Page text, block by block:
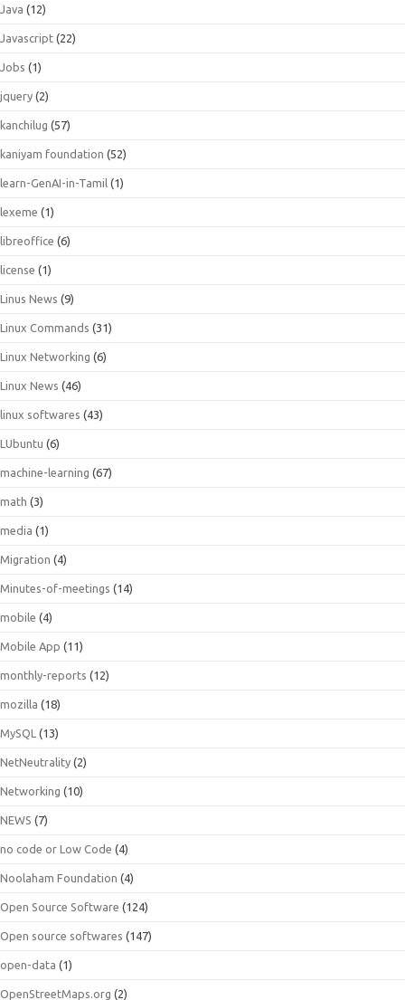
Java (12)
Javascript (22)
Jobs (1)
jquery (2)
kanchilug (57)
kaniyam foundation (52)
learn-GenAI-in-Tamil (1)
lexeme (1)
libreoffice (6)
license (1)
Linus News (9)
Linux Commands (31)
Linux Networking (6)
Linux News (46)
linux softwares (43)
LUbuntu (6)
machine-learning (67)
math (3)
media (1)
Migration (4)
Minutes-of-meetings (14)
mobile (4)
Mobile App (11)
monthly-reports (12)
mozilla (18)
MySQL (13)
NetNeutrality (2)
Networking (10)
NEWS (7)
no code or Low Code (4)
Noolaham Foundation (4)
Open Source Software (124)
Open source softwares (147)
open-data (1)
OpenStreetMaps.org (2)